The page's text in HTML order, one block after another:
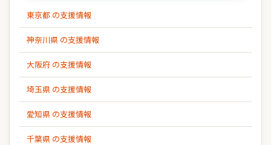
東京都 の支援情報
神奈川県 の支援情報
大阪府 の支援情報
埼玉県 の支援情報
愛知県 の支援情報
千葉県 の支援情報